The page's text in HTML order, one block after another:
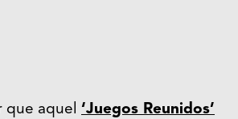
que aquel ‘Juegos Reunidos’